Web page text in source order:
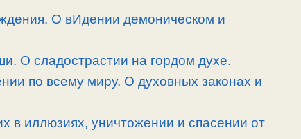
О вИдении демоническом и
О сладострастии на гордом духе.
по всему миру. О духовных законах и
в иллюзиях, уничтожении и спасении от